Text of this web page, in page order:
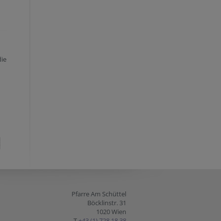
Pfarre Am Schüttel
Böcklinstr. 31
1020 Wien